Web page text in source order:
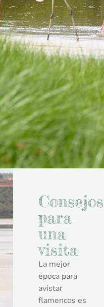
Consejos
para
una
visita
La mejor
época para
avistar
flamencos es